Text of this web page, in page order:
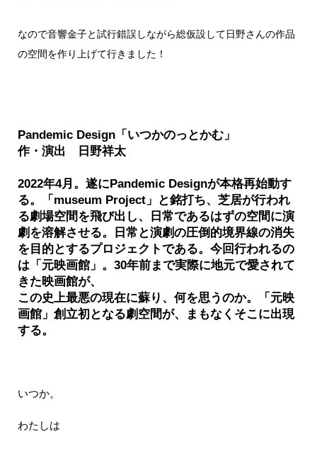
なので音響金子と試行錯誤しながら総仮設して日野さんの作品
の空間を作り上げて行きました！
Pandemic Design「いつかのっとかむ」
作・演出 日野祥太
2022年4月。遂にPandemic Designが本格再始動す
る。「museum Project」と銘打ち、芝居が行われ
る劇場空間を飛び出し、日常であるはずの空間に演
劇を溶解させる。日常と演劇の圧倒的境界線の消失
を目的とするプロジェクトである。今回行われるの
は「元映画館」。30年前まで実際に地元で愛されて
きた映画館が、
この史上最悪の現在に蘇り、何を思うのか。「元映
画館」創立初となる劇空間が、まもなくそこに出現
する。
いつか。
わたしは